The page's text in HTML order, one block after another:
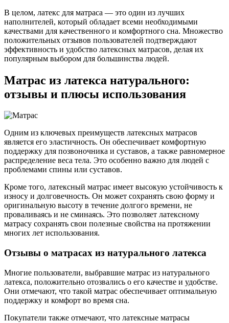
В целом, латекс для матраса — это один из лучших
наполнителей, который обладает всеми необходимыми
качествами для качественного и комфортного сна. Множество
положительных отзывов пользователей подтверждают
эффективность и удобство латексных матрасов, делая их
популярным выбором для большинства людей.
Матрас из латекса натурального:
отзывы и плюсы использования
Одним из ключевых преимуществ латексных матрасов
является его эластичность. Он обеспечивает комфортную
поддержку для позвоночника и суставов, а также равномерное
распределение веса тела. Это особенно важно для людей с
проблемами спины или суставов.
Кроме того, латексный матрас имеет высокую устойчивость к
износу и долговечность. Он может сохранять свою форму и
оригинальную высоту в течение долгого времени, не
проваливаясь и не сминаясь. Это позволяет латексному
матрасу сохранять свои полезные свойства на протяжении
многих лет использования.
Отзывы о матрасах из натурального латекса
Многие пользователи, выбравшие матрас из натурального
латекса, положительно отозвались о его качестве и удобстве.
Они отмечают, что такой матрас обеспечивает оптимальную
поддержку и комфорт во время сна.
Покупатели также отмечают, что латексные матрасы